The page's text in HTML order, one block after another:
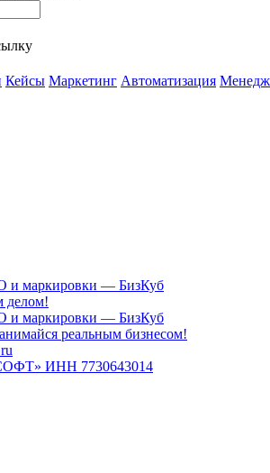
Кейсы Маркетинг Автоматизация
и маркировки — БизКуб
делом!
и маркировки — БизКуб
реальным бизнесом!
ИНН 7730643014